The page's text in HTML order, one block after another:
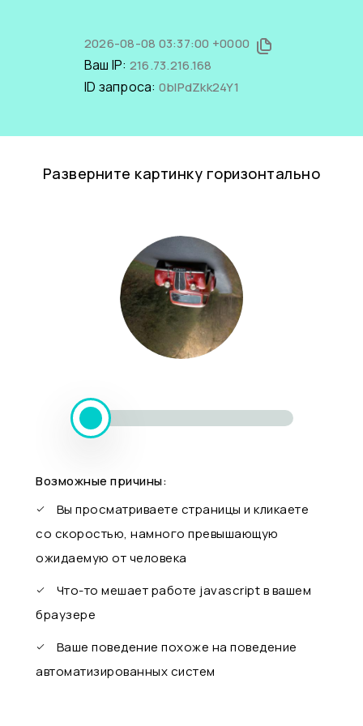
2026-08-08 03:37:00 +0000
Ваш IP: 216.73.216.168
ID запроса: 0bIPdZkk24Y1
Разверните картинку горизонтально
Возможные причины:
Вы просматриваете страницы и кликаете
со скоростью, намного превышающую
ожидаемую от человека
Что-то мешает работе javascript в вашем
браузере
Ваше поведение похоже на поведение
автоматизированных систем